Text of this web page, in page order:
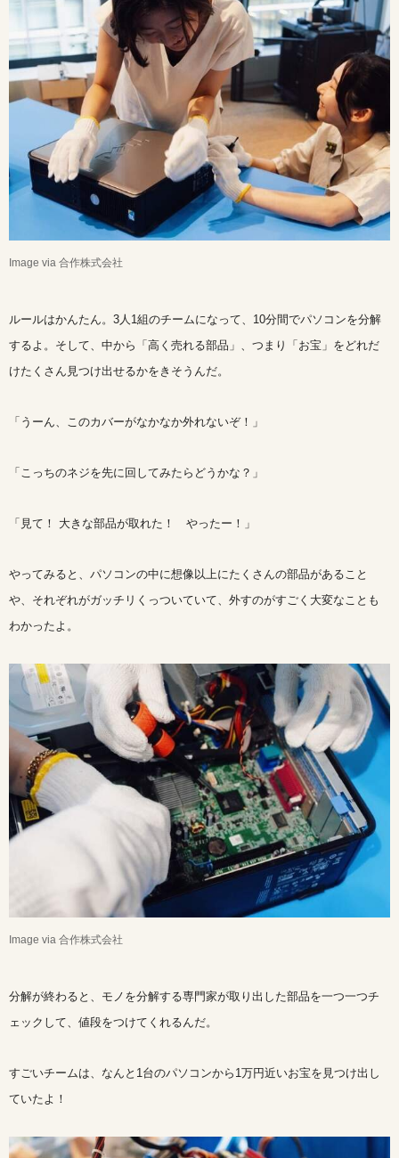
Image via 合作株式会社
ルールはかんたん。3人1組のチームになって、10分間でパソコンを分解
するよ。そして、中から「高く売れる部品」、つまり「お宝」をどれだ
けたくさん見つけ出せるかをきそうんだ。
「うーん、このカバーがなかなか外れないぞ！」
「こっちのネジを先に回してみたらどうかな？」
「見て！ 大きな部品が取れた！ やったー！」
やってみると、パソコンの中に想像以上にたくさんの部品があること
や、それぞれがガッチリくっついていて、外すのがすごく大変なことも
わかったよ。
Image via 合作株式会社
分解が終わると、モノを分解する専門家が取り出した部品を一つ一つチ
ェックして、値段をつけてくれるんだ。
すごいチームは、なんと1台のパソコンから1万円近いお宝を見つけ出し
ていたよ！